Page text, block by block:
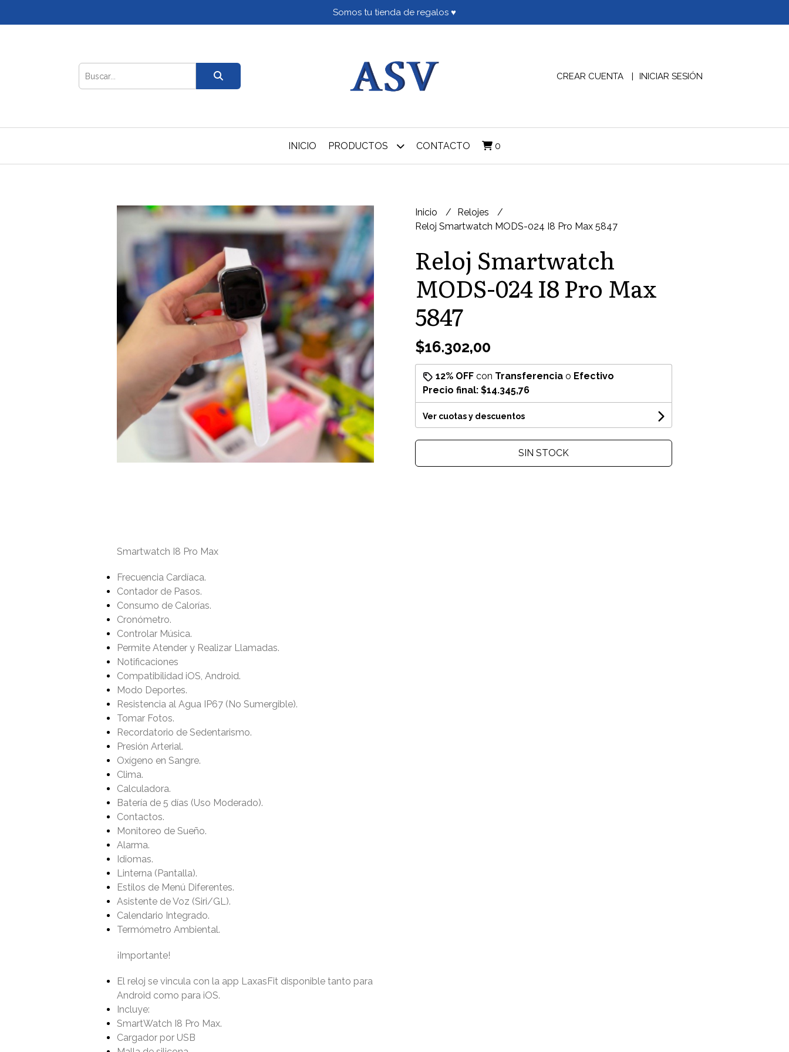
Somos tu tienda de regalos ♥
CREAR CUENTA INICIAR SESIÓN
INICIO PRODUCTOS CONTACTO 0
Smartwatch I8 Pro Max
Frecuencia Cardíaca.
Contador de Pasos.
Consumo de Calorías.
Cronómetro.
Controlar Música.
Permite Atender y Realizar Llamadas.
Notificaciones
Compatibilidad iOS, Android.
Modo Deportes.
Resistencia al Agua IP67 (No Sumergible).
Tomar Fotos.
Recordatorio de Sedentarismo.
Presión Arterial.
Oxígeno en Sangre.
Clima.
Calculadora.
Batería de 5 días (Uso Moderado).
Contactos.
Monitoreo de Sueño.
Alarma.
Idiomas.
Linterna (Pantalla).
Estilos de Menú Diferentes.
Asistente de Voz (Siri/GL).
Calendario Integrado.
Termómetro Ambiental.
¡Importante!
El reloj se vincula con la app LaxasFit disponible tanto para
Android como para iOS.
Incluye:
SmartWatch I8 Pro Max.
Cargador por USB
Inicio
Relojes
Reloj Smartwatch MODS-024 I8 Pro Max 5847
Reloj Smartwatch
MODS-024 I8 Pro Max
5847
$16.302,00
12% OFF con Transferencia o Efectivo
Precio final: $14.345,76
Ver cuotas y descuentos
SIN STOCK